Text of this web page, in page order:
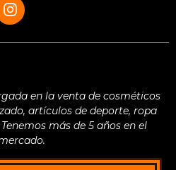
en la venta de cosméticos
artículos de deporte, ropa
más de 5 años en el